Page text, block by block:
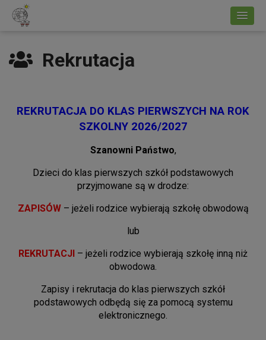
Rekrutacja
REKRUTACJA DO KLAS PIERWSZYCH NA ROK
SZKOLNY 2026/2027
Szanowni Państwo,
Dzieci do klas pierwszych szkół podstawowych
przyjmowane są w drodze:
ZAPISÓW– jeżeli rodzice wybierają szkołę obwodową
lub
REKRUTACJI – jeżeli rodzice wybierają szkołę inną niż
obwodowa.
Zapisy i rekrutacja do klas pierwszych szkół
podstawowych odbędą się za pomocą systemu
elektronicznego.